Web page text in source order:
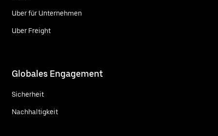
Uber für Unternehmen
Uber Freight
Globales Engagement
Sicherheit
Nachhaltigkeit